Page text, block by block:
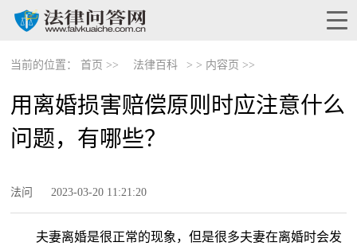
当前的位置： 首页 >> 法律百科 > > 内容页 >>
用离婚损害赔偿原则时应注意什么
问题，有哪些？
法问 2023-03-20 11:21:20
夫妻离婚是很正常的现象，但是很多夫妻在离婚时会发